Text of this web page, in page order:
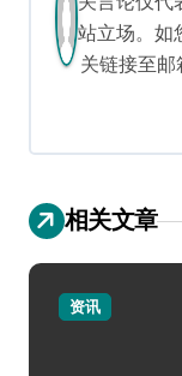
站立场。如
关链接至
相关文章
资讯